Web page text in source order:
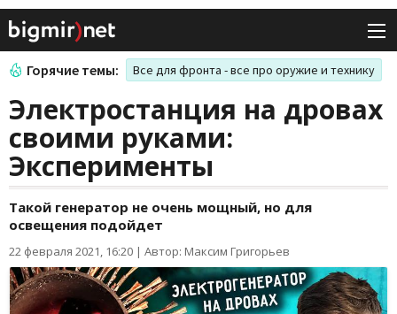
Горячие темы: Все для фронта - все про оружие и технику
Электростанция на дровах
своими руками:
Эксперименты
Такой генератор не очень мощный, но для
освещения подойдет
22 февраля 2021, 16:20 | Автор: Максим Григорьев